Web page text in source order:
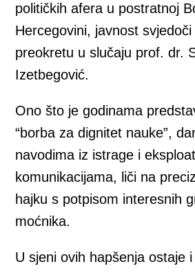
političkih afera u postratnoj
Hercegovini, javnost
preokretu u slučaju prof. dr.
Izetbegović.
Ono što je godinama
“borba za dignitet nauke”,
navodima iz istrage i
komunikacijama, liči na
hajku s potpisom interesnih
moćnika.
U sjeni ovih hapšenja ostaje